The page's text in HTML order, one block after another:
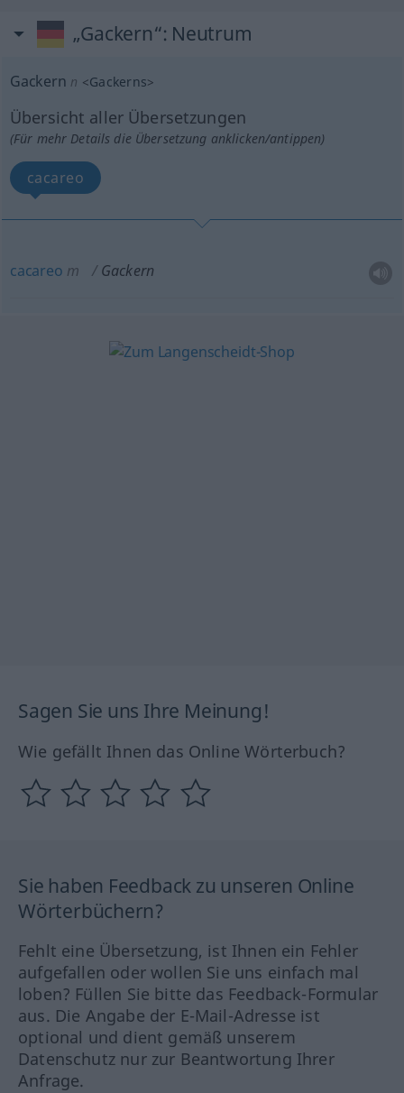
„Gackern“: Neutrum
Gackern n <Gackerns>
Übersicht aller Übersetzungen
(Für mehr Details die Übersetzung anklicken/antippen)
cacareo
cacareo m Gackern
Sagen Sie uns Ihre Meinung!
Wie gefällt Ihnen das Online Wörterbuch?
Sie haben Feedback zu unseren Online
Wörterbüchern?
Fehlt eine Übersetzung, ist Ihnen ein Fehler
aufgefallen oder wollen Sie uns einfach mal
loben? Füllen Sie bitte das Feedback-Formular
aus. Die Angabe der E-Mail-Adresse ist
optional und dient gemäß unserem
Datenschutz nur zur Beantwortung Ihrer
Anfrage.